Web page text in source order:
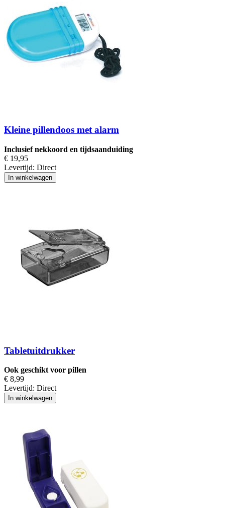
Kleine pillendoos met alarm
Inclusief nekkoord en tijdsaanduiding
€ 19,95
Levertijd: Direct
In winkelwagen
Tabletuitdrukker
Ook geschikt voor pillen
€ 8,99
Levertijd: Direct
In winkelwagen